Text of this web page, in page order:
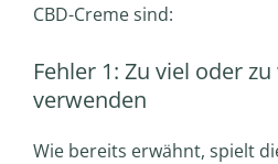
CBD-Creme sind:
Fehler 1: Zu viel oder
verwenden
Wie bereits erwähnt, spielt